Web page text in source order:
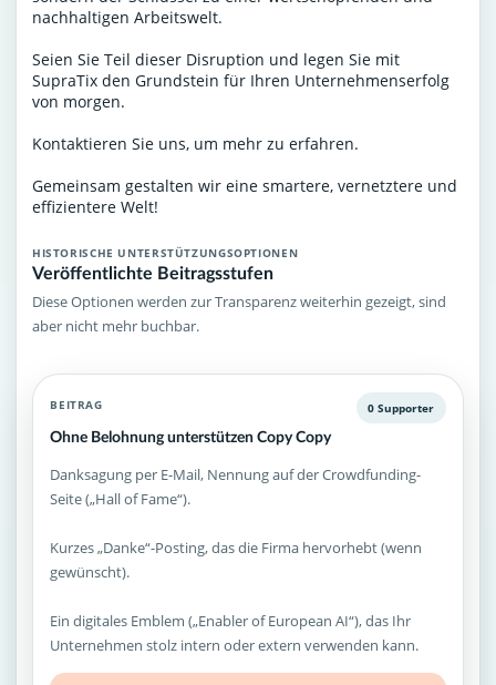
nachhaltigen Arbeitswelt.
Seien Sie Teil dieser Disruption und legen Sie mit
SupraTix den Grundstein für Ihren Unternehmenserfolg
von morgen.
Kontaktieren Sie uns, um mehr zu erfahren.
Gemeinsam gestalten wir eine smartere, vernetztere und
effizientere Welt!
HISTORISCHE UNTERSTÜTZUNGSOPTIONEN
Veröffentlichte Beitragsstufen
Diese Optionen werden zur Transparenz weiterhin gezeigt, sind
aber nicht mehr buchbar.
BEITRAG
Ohne Belohnung unterstützen Copy Copy
0 Supporter
Danksagung per E-Mail, Nennung auf der Crowdfunding-
Seite („Hall of Fame“).
Kurzes „Danke“-Posting, das die Firma hervorhebt (wenn
gewünscht).
Ein digitales Emblem („Enabler of European AI“), das Ihr
Unternehmen stolz intern oder extern verwenden kann.